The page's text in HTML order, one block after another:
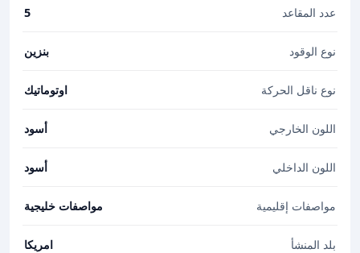
عدد المقاعد 5
نوع الوقود بنزين
نوع ناقل الحركة اوتوماتيك
اللون الخارجي أسود
اللون الداخلي أسود
مواصفات إقليمية مواصفات خليجية
بلد المنشأ امريكا